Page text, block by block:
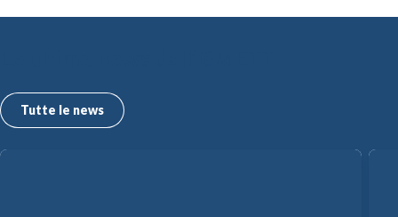
Tutte le news